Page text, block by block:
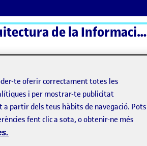
Arquitectura de la informació – Aula 1 | Arquitectura de la Información – Aula 1
Ajuda
te oferir correctament totes les
i per mostrar-te publicitat
partir dels teus hàbits de navegació. Pots
fent clic a sota, o obtenir-ne més